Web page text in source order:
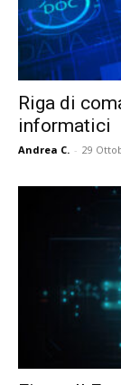
Riga di
informatici
Andrea C. - 29